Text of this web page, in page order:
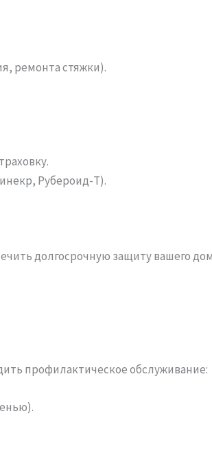
ремонта стяжки).
Рубероид-Т).
долгосрочную защиту вашего
профилактическое обслуживание: